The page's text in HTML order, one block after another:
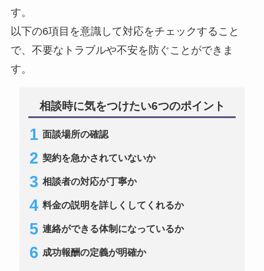
す。
以下の6項目を意識して対応をチェックすること
で、不要なトラブルや不安を防ぐことができま
す。
相談時に気をつけたい6つのポイント
面談場所の確認
契約を急かされていないか
相談者の対応が丁寧か
料金の説明を詳しくしてくれるか
連絡ができる体制になっているか
成功報酬の定義が明確か